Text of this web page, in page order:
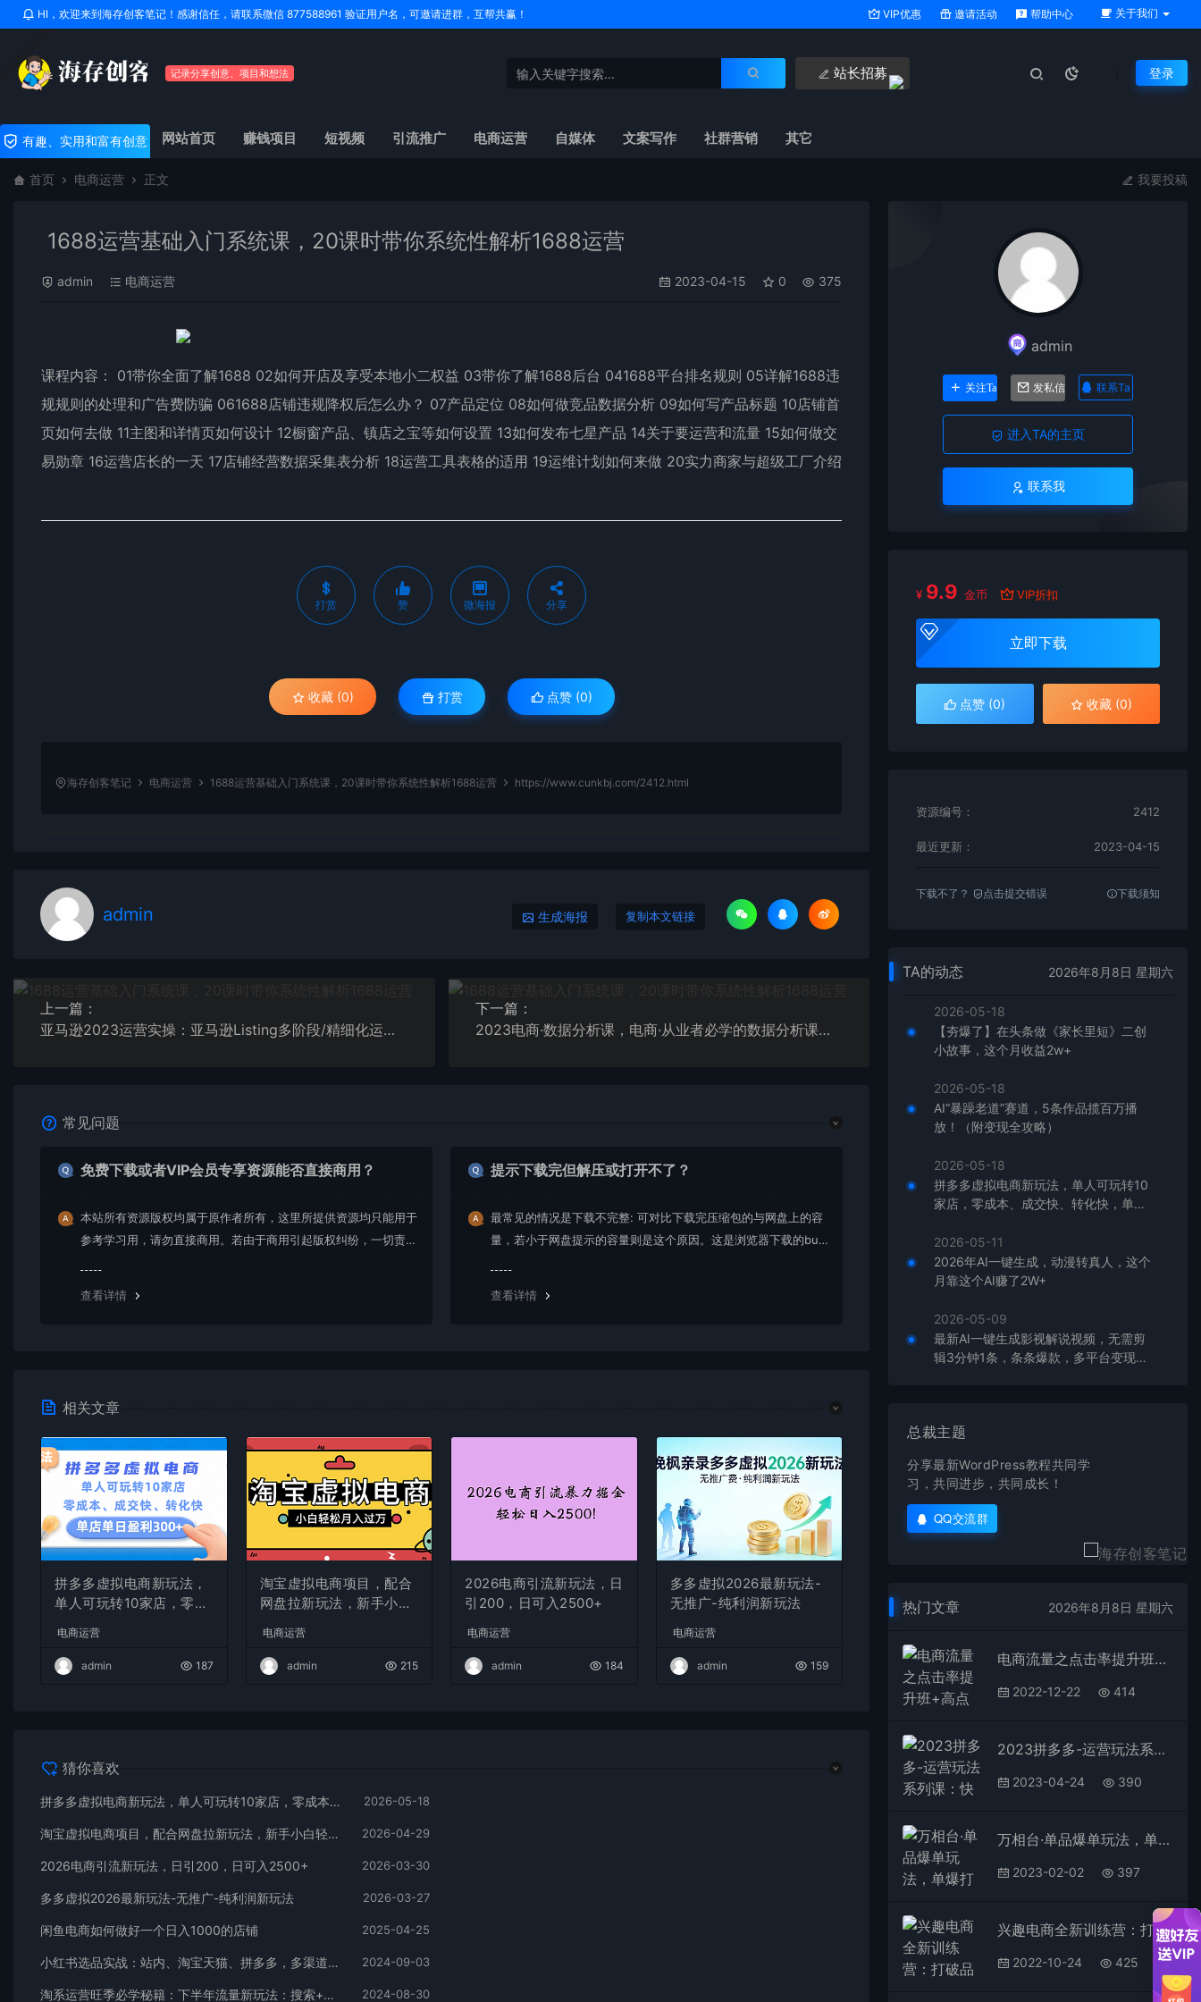
HI，欢迎来到海存创客笔记！感谢信任，请联系微信 877588961 验证用户名，可邀请进群，互帮共赢！ VIP优惠 邀请活动 帮助中心 关于我们
记录分享创意、项目和想法 站长招募 登录
有趣、实用和富有创意 网站首页 赚钱项目 短视频 引流推广 电商运营 自媒体 文案写作 社群营销 其它
首页 电商运营 正文 我要投稿
1688运营基础入门系统课，20课时带你系统性解析1688运营
admin 电商运营 2023-04-15 0 375
课程内容： 01带你全面了解1688 02如何开店及享受本地小二权益 03带你了解1688后台 041688平台排名规则 05详解1688违
规规则的处理和广告费防骗 061688店铺违规降权后怎么办？ 07产品定位 08如何做竞品数据分析 09如何写产品标题 10店铺首
页如何去做 11主图和详情页如何设计 12橱窗产品、镇店之宝等如何设置 13如何发布七星产品 14关于要运营和流量 15如何做交
易勋章 16运营店长的一天 17店铺经营数据采集表分析 18运营工具表格的适用 19运维计划如何来做 20实力商家与超级工厂介绍
打赏 赞 微海报 分享
收藏 (0) 打赏 点赞 (0)
海存创客笔记 电商运营 1688运营基础入门系统课，20课时带你系统性解析1688运营 https://www.cunkbj.com/2412.html
admin 生成海报 复制本文链接
上一篇：
亚马逊2023运营实操：亚马逊Listing多阶段/精细化运营及SEO策略
下一篇：
2023电商·数据分析课，电商·从业者必学的数据分析课程（42节课）
常见问题
免费下载或者VIP会员专享资源能否直接商用？
本站所有资源版权均属于原作者所有，这里所提供资源均只能用于
参考学习用，请勿直接商用。若由于商用引起版权纠纷，一切责任
查看详情
提示下载完但解压或打开不了？
最常见的情况是下载不完整: 可对比下载完压缩包的与网盘上的容
量，若小于网盘提示的容量则是这个原因。这是浏览器下载的bu
查看详情
相关文章
拼多多虚拟电商新玩法，
单人可玩转10家店，零成
店单日可盈利300+
电商运营
admin 187
淘宝虚拟电商项目，配合
网盘拉新玩法，新手小白
1980的项目！
电商运营
admin 215
2026电商引流新玩法，日
引200，日可入2500+
电商运营
admin 184
多多虚拟2026最新玩法-
无推广-纯利润新玩法
电商运营
admin 159
猜你喜欢
拼多多虚拟电商新玩法，单人可玩转10家店，零成本、成交快、转化快，单店单日可盈利300+ 2026-05-18
淘宝虚拟电商项目，配合网盘拉新玩法，新手小白轻松月入过万，外面收费1980的项目！ 2026-04-29
2026电商引流新玩法，日引200，日可入2500+ 2026-03-30
多多虚拟2026最新玩法-无推广-纯利润新玩法 2026-03-27
闲鱼电商如何做好一个日入1000的店铺 2025-04-25
小红书选品实战：站内、淘宝天猫、拼多多，多渠道选品策略 2024-09-03
淘系运营旺季必学秘籍：下半年流量新玩法：搜索+推荐全域收割（无水印） 2024-08-30
admin
关注Ta 发私信 联系Ta
进入TA的主页
联系我
¥ 9.9 金币 VIP折扣
立即下载
点赞 (0) 收藏 (0)
资源编号： 2412
最近更新： 2023-04-15
下载不了？ 点击提交错误 下载须知
TA的动态 2026年8月8日 星期六
2026-05-18
【夯爆了】在头条做《家长里短》二创
小故事，这个月收益2w+
2026-05-18
AI“暴躁老道”赛道，5条作品揽百万播
放！（附变现全攻略）
2026-05-18
拼多多虚拟电商新玩法，单人可玩转10
家店，零成本、成交快、转化快，单店
2026-05-11
2026年AI一键生成，动漫转真人，这个
月靠这个AI赚了2W+
2026-05-09
最新AI一键生成影视解说视频，无需剪
辑3分钟1条，条条爆款，多平台变现日
总裁主题
分享最新WordPress教程共同学
习，共同进步，共同成长！
QQ交流群
热门文章 2026年8月8日 星期六
电商流量之点击率提升班+高点击神图训练营：快速起爆，提升销售
2022-12-22 414
2023拼多多-运营玩法系列课：快速起爆秘籍（5节视频课）
2023-04-24 390
万相台·单品爆单玩法，单爆打造流程+快速测款+双渠放量+巨量引爆
2023-02-02 397
兴趣电商全新训练营：打破品销边界，带你玩转“兴趣电商“实现业务增长
2022-10-24 425